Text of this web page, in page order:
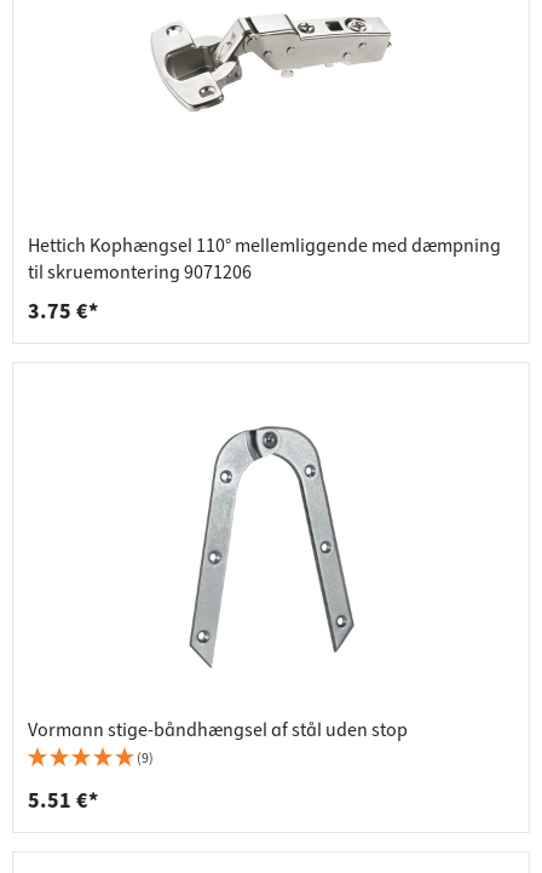
Hettich Kophængsel 110° mellemliggende med dæmpning
til skruemontering 9071206
3.75 €*
Vormann stige-båndhængsel af stål uden stop
(9)
5.51 €*